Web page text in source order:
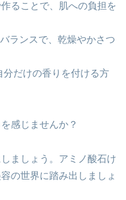
ることで、肌への負担を
ランスで、乾燥やかさつ
だけの香りを付ける方
感じませんか？
ましょう。アミノ酸石け
の世界に踏み出しましょ